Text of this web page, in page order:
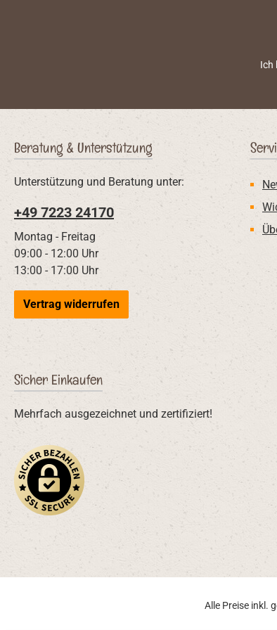
der
ist der
milde
Ich
Sicher Einkaufen
Mehrfach ausgezeichnet und zertifiziert!
Beratung & Unterstützung
Unterstützung und Beratung unter:
+49 7223 24170
Montag - Freitag
09:00 - 12:00 Uhr
13:00 - 17:00 Uhr
Vertrag widerrufen
Alle Preise inkl.